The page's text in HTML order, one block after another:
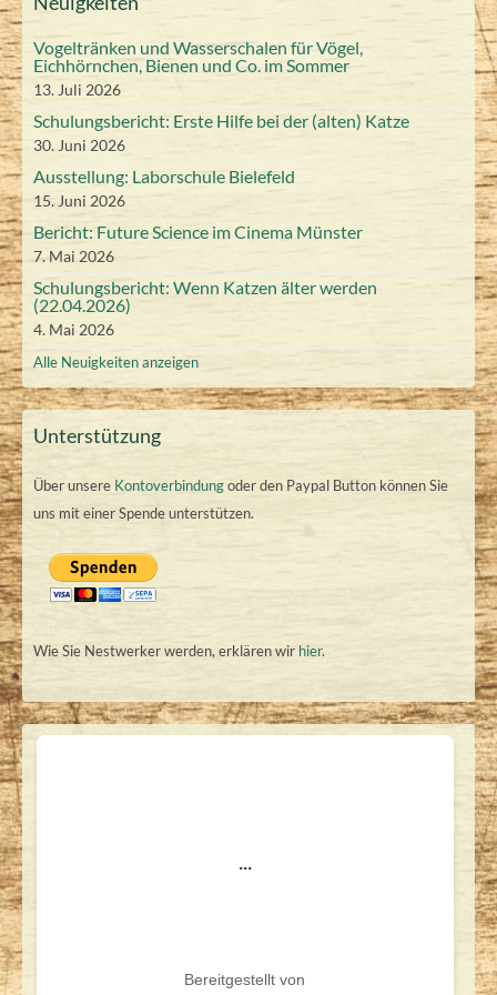
l
u
n
g
)
u
n
)
2
6
0
2
6
2
6
2
6
2
6
2
0
2
6
2
0
2
0
2
0
2
0
2
t
n
r
2
0
2
6
r
2
2
0
2
n
s
a
l
u
g
)
2
2
2
2
2
z
2
0
2
6
r
a
n
s
t
a
l
t
u
n
g
)
r
z
2
0
2
6
Vogeltränken und Wasserschalen für Vögel,
Eichhörnchen, Bienen und Co. im Sommer
13. Juli 2026
Schulungsbericht: Erste Hilfe bei der (alten) Katze
30. Juni 2026
Ausstellung: Laborschule Bielefeld
15. Juni 2026
Bericht: Future Science im Cinema Münster
7. Mai 2026
Schulungsbericht: Wenn Katzen älter werden
(22.04.2026)
4. Mai 2026
Alle Neuigkeiten anzeigen
Unterstützung
Über unsere Kontoverbindungoder den Paypal Button können Sie
uns mit einer Spende unterstützen.
Wie Sie Nestwerker werden, erklären wir hier.